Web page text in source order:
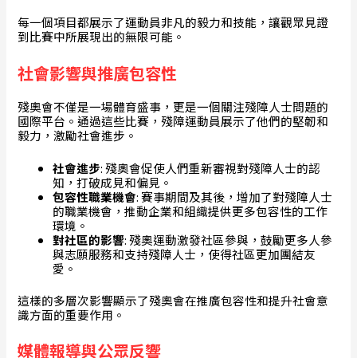
每一個項目都展示了運動員非凡的毅力和技能，讓觀眾見證
到比賽中所展現出的無限可能。
社會影響與推廣包容性
殘奧會不僅是一場體育盛事，更是一個關注殘障人士問題的
國際平台。通過這些比賽，殘障運動員展示了他們的堅韌和
毅力，激勵社會進步。
社會進步: 殘奧會促使人們重新審視對殘障人士的認
知，打破成見和偏見。
包容性職業機會: 賽事期間及其後，增加了對殘障人士
的職業機會，推動企業和組織提供更多包容性的工作
環境。
對社區的影響: 殘奧運動激發社區參與，鼓勵更多人參
與志願服務和支持殘障人士，使得社區更加團結友
愛。
這樣的多層次影響顯示了殘奧會在推廣包容性和提升社會意
識方面的重要作用。
媒體報導與公眾反響